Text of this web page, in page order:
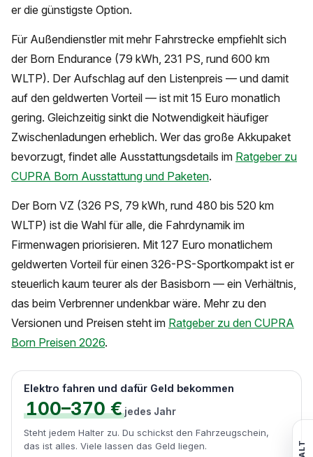
er die günstigste Option.
Für Außendienstler mit mehr Fahrstrecke empfiehlt sich
der Born Endurance (79 kWh, 231 PS, rund 600 km
WLTP). Der Aufschlag auf den Listenpreis — und damit
auf den geldwerten Vorteil — ist mit 15 Euro monatlich
gering. Gleichzeitig sinkt die Notwendigkeit häufiger
Zwischenladungen erheblich. Wer das große Akkupaket
bevorzugt, findet alle Ausstattungsdetails im Ratgeber zu
CUPRA Born Ausstattung und Paketen.
Der Born VZ (326 PS, 79 kWh, rund 480 bis 520 km
WLTP) ist die Wahl für alle, die Fahrdynamik im
Firmenwagen priorisieren. Mit 127 Euro monatlichem
geldwerten Vorteil für einen 326-PS-Sportkompakt ist er
steuerlich kaum teurer als der Basisborn — ein Verhältnis,
das beim Verbrenner undenkbar wäre. Mehr zu den
Versionen und Preisen steht im Ratgeber zu den CUPRA
Born Preisen 2026.
Elektro fahren und dafür Geld bekommen
100–370 € jedes Jahr
Steht jedem Halter zu. Du schickst den Fahrzeugschein,
das ist alles. Viele lassen das Geld liegen.